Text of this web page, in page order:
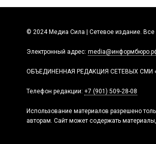
© 2024 Медиа Сила | Сетевое издание.
Электронный адрес:
ОБЪЕДИНЕННАЯ РЕДАКЦИЯ СЕТЕВЫХ
Телефон редакции: +7 (901) 509-28-08
Использование материалов разрешено
авторам. Сайт может содержать